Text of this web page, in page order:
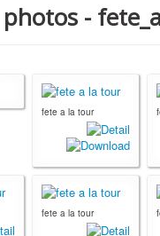
-
fete a la tour
fete a la tour